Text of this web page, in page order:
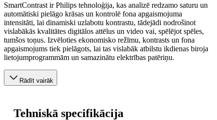
SmartContrast ir Philips tehnoloģija, kas analizē redzamo saturu un
automātiski pielāgo krāsas un kontrolē fona apgaismojuma
intensitāti, lai dinamiski uzlabotu kontrastu, tādejādi nodrošinot
vislabākās kvalitātes digitālos attēlus un video vai, spēlējot spēles,
tumšos toņus. Izvēloties ekonomisko režīmu, kontrasts un fona
apgaismojums tiek pielāgots, lai tas vislabāk atbilstu ikdienas biroja
lietojumprogrammām un samazinātu elektrības patēriņu.
Rādīt vairāk
Tehniskā specifikācija